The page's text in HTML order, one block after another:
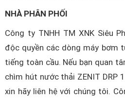
NHÀ PHÂN PHỐI
Công ty TNHH TM XNK Siêu
độc quyền các dòng máy bơm
tiếng toàn cầu. Nếu bạn quan
chìm hút nước thải ZENIT DRP
xin hãy liên hệ với chúng tôi.